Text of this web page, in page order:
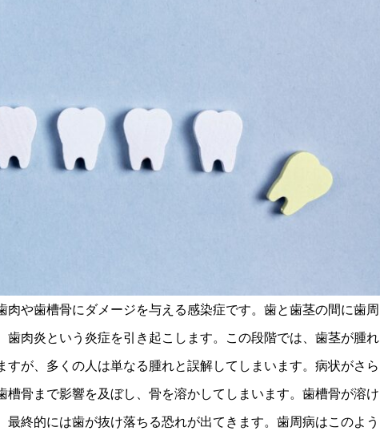
肉や歯槽骨にダメージを与える感染症です。歯と歯茎の間に歯周
歯肉炎という炎症を引き起こします。この段階では、歯茎が腫れ
すが、多くの人は単なる腫れと誤解してしまいます。病状がさら
槽骨まで影響を及ぼし、骨を溶かしてしまいます。歯槽骨が溶け
最終的には歯が抜け落ちる恐れが出てきます。歯周病はこのよう